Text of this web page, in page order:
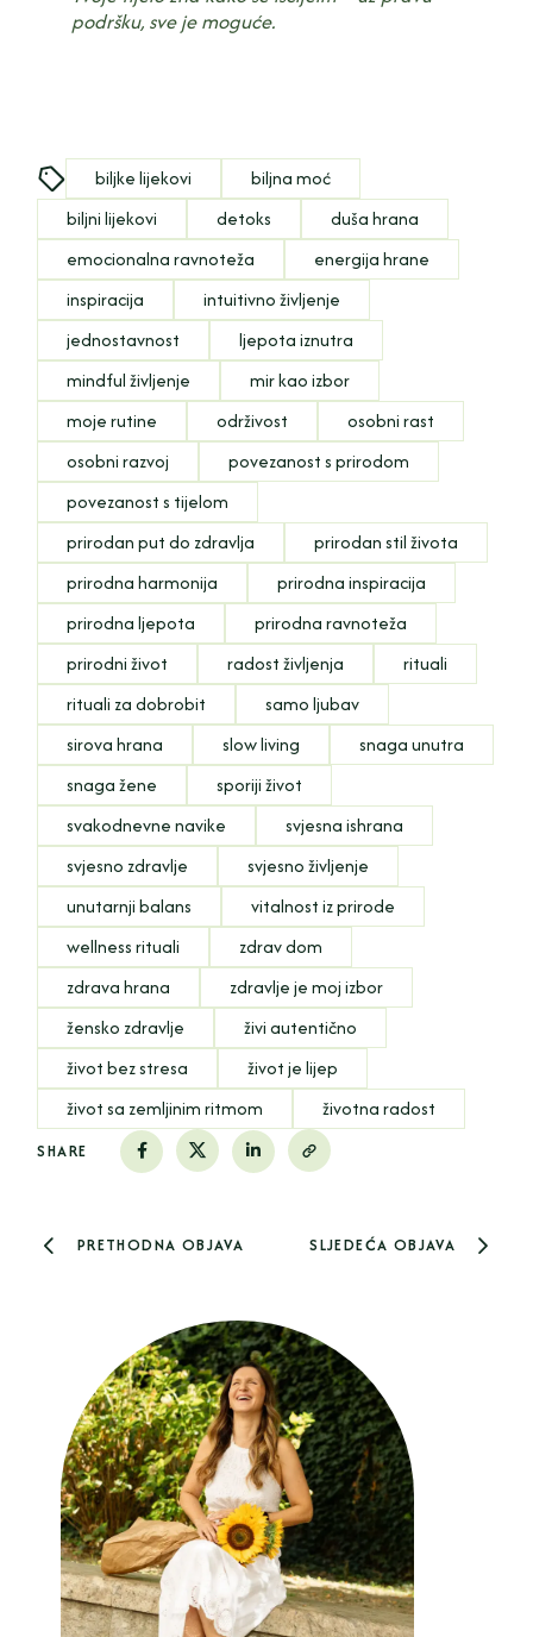
podršku, sve je moguće.
biljke lijekovi
biljna moć
biljni lijekovi
detoks
duša hrana
emocionalna ravnoteža
energija hrane
inspiracija
intuitivno življenje
jednostavnost
ljepota iznutra
mindful življenje
mir kao izbor
moje rutine
održivost
osobni rast
osobni razvoj
povezanost s prirodom
povezanost s tijelom
prirodan put do zdravlja
prirodan stil života
prirodna harmonija
prirodna inspiracija
prirodna ljepota
prirodna ravnoteža
prirodni život
radost življenja
rituali
rituali za dobrobit
samo ljubav
sirova hrana
slow living
snaga unutra
snaga žene
sporiji život
svakodnevne navike
svjesna ishrana
svjesno zdravlje
svjesno življenje
unutarnji balans
vitalnost iz prirode
wellness rituali
zdrav dom
zdrava hrana
zdravlje je moj izbor
žensko zdravlje
živi autentično
život bez stresa
život je lijep
život sa zemljinim ritmom
životna radost
SHARE
PRETHODNA OBJAVA SLJEDEĆA OBJAVA